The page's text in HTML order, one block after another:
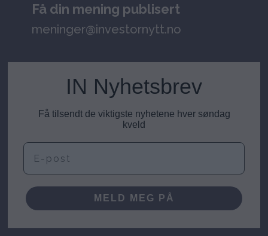
Få din mening publisert
meninger@investornytt.no
IN Nyhetsbrev
Få tilsendt de viktigste nyhetene hver søndag
kveld
E-post
MELD MEG PÅ